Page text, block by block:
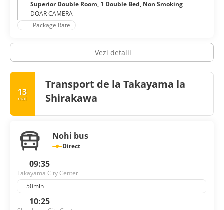
Superior Double Room, 1 Double Bed, Non Smoking
DOAR CAMERA
Package Rate
Vezi detalii
13
mai
Transport de la Takayama la
Shirakawa
Nohi bus
Direct
09:35
Takayama City Center
50min
10:25